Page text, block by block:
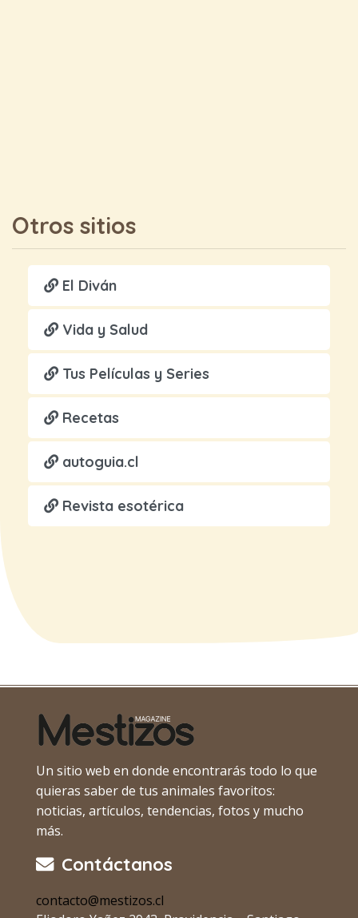
Otros sitios
El Diván
Vida y Salud
Tus Películas y Series
Recetas
autoguia.cl
Revista esotérica
Un sitio web en donde encontrarás todo lo que
quieras saber de tus animales favoritos:
noticias, artículos, tendencias, fotos y mucho
más.
Contáctanos
contacto@mestizos.cl